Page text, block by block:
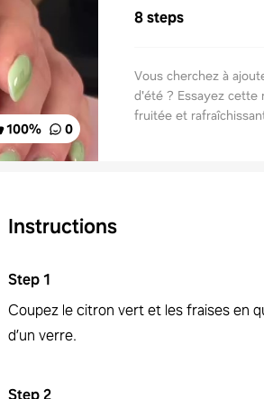
100% 0
8 steps
Vous cherchez à
d'été ? Essayez cette
fruitée et
Instructions
Step1
Coupez le citron vert et les fraises en
d’un verre.
Step2